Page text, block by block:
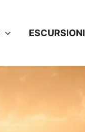
ESCURSIONI